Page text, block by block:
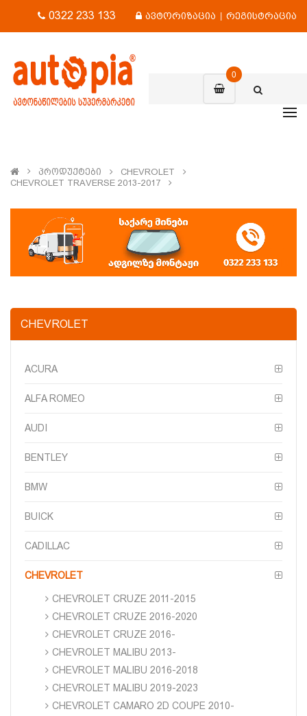
0322 233 133 ავტორიზაცია | რეგისტრაცია
0
Პროდუქტები
CHEVROLET
CHEVROLET TRAVERSE 2013-2017
CHEVROLET
ACURA
ALFA ROMEO
AUDI
BENTLEY
BMW
BUICK
CADILLAC
CHEVROLET
CHEVROLET CRUZE 2011-2015
CHEVROLET CRUZE 2016-2020
CHEVROLET CRUZE 2016-
CHEVROLET MALIBU 2013-
CHEVROLET MALIBU 2016-2018
CHEVROLET MALIBU 2019-2023
CHEVROLET CAMARO 2D COUPE 2010-